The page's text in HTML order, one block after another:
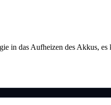
in das Aufheizen des Akkus,